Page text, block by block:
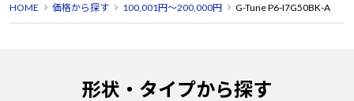
HOME 価格から探す 100,001円～200,000円 G-Tune P6-I7G50BK-A
形状・タイプから探す